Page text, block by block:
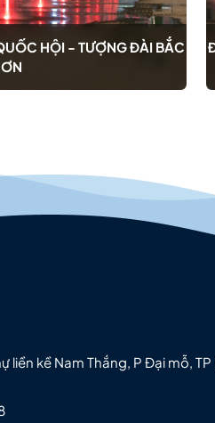
HỘI - TƯỢNG ĐÀI BẮC
liền kề Nam Thắng, P Đại mỗ, TP